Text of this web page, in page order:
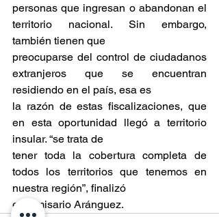
personas que ingresan o abandonan el
territorio nacional. Sin embargo,
también tienen que
preocuparse del control de ciudadanos
extranjeros que se encuentran
residiendo en el país, esa es
la razón de estas fiscalizaciones, que
en esta oportunidad llegó a territorio
insular. “se trata de
tener toda la cobertura completa de
todos los territorios que tenemos en
nuestra región”, finalizó
el comisario Aránguez.